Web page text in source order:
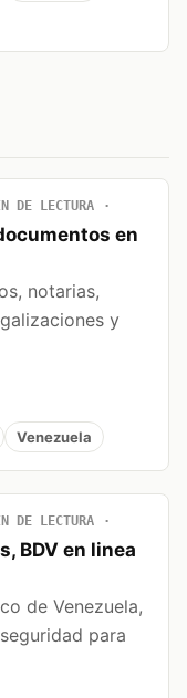
DE LECTURA
en
notarias,
y
Venezuela
DE LECTURA
BDV en linea
de Venezuela,
para